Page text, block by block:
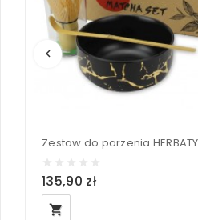
keyboard_arrow_left
135,90 zł
local_grocery_store